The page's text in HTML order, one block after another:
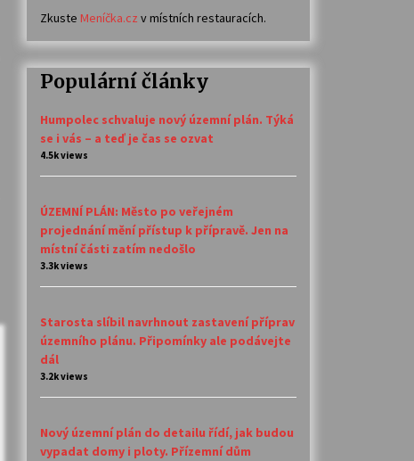
Zkuste Meníčka.cz v místních restauracích.
Populární články
Humpolec schvaluje nový územní plán. Týká
se i vás – a teď je čas se ozvat
4.5k views
ÚZEMNÍ PLÁN: Město po veřejném
projednání mění přístup k přípravě. Jen na
místní části zatím nedošlo
3.3k views
Starosta slíbil navrhnout zastavení příprav
územního plánu. Připomínky ale podávejte
dál
3.2k views
Nový územní plán do detailu řídí, jak budou
vypadat domy i ploty. Přízemní dům